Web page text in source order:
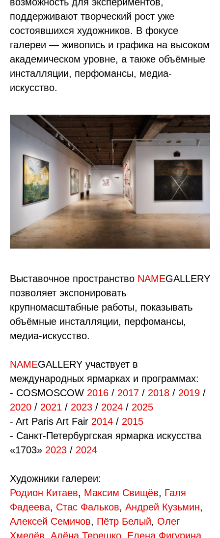
поддерживают творческий рост уже
состоявшихся художников. В фокусе
галереи — живопись и графика на высоком
академическом уровне, а также объёмные
инсталляции, перфомансы, медиа-
искусство.
Выставочное пространство NAMEGALLERY
позволяет экспонировать
крупномасштабные работы, показывать
объёмные инсталляции, перфомансы,
медиа-искусство.
NAMEGALLERY участвует в
международных ярмарках и программах:
- COSMOSCOW 2016 / 2017 / 2018 / 2019 /
2020 / 2021 / 2023 / 2024 / 2025
- Art Paris Art Fair 2014 / 2015
- Санкт-Петербургская ярмарка искусства
«1703» 2023 / 2024
Художники галереи:
Родион Китаев, Максим Свищёв, Галя
Фадеева, Стас Фальков, Андрей Кузьмин,
Алексей Семичов, Пётр Белый, Олег
Хмелёв, Алёна Терешко, Елена Фигурина,